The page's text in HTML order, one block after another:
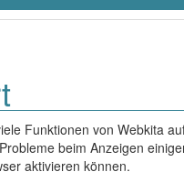
Funktionen von Webkita
beim Anzeigen
aktivieren können.